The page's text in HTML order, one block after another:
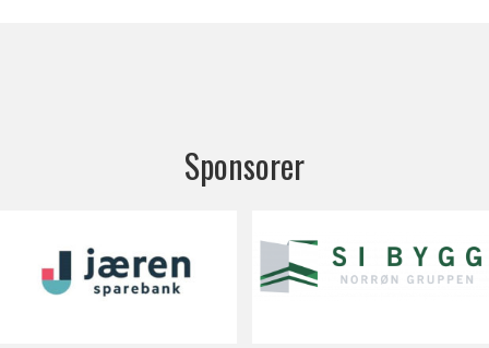
Sponsorer